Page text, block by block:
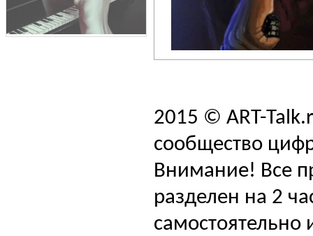
2015 © ART-
сообщество
Внимание! Все
разделен на 2
самостоятельно